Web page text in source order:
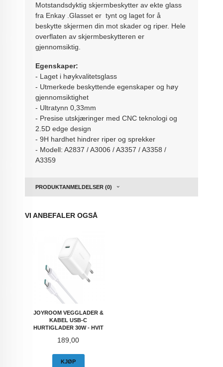
Motstandsdyktig skjermbeskytter av ekte glass
fra Enkay .Glasset er tynt og laget for å
beskytte skjermen din mot skader og riper. Hele
overflaten av skjermbeskytteren er
gjennomsiktig.
Egenskaper:
- Laget i høykvalitetsglass
- Utmerkede beskyttende egenskaper og høy
gjennomsiktighet
- Ultratynn 0,33mm
- Presise utskjæringer med CNC teknologi og
2.5D edge design
- 9H hardhet hindrer riper og sprekker
- Modell: A2837 / A3006 / A3357 / A3358 /
A3359
PRODUKTANMELDELSER (0)
VI ANBEFALER OGSÅ
JOYROOM VEGGLADER &
KABEL USB-C
HURTIGLADER 30W - HVIT
Pris
189,00
KJØP